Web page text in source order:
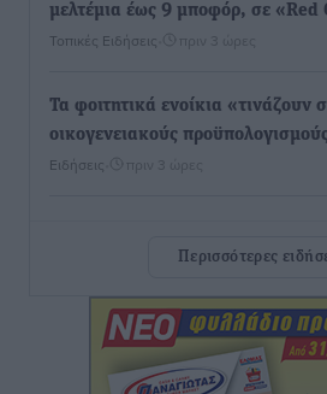
μελτέμια έως 9 μποφόρ, σε «Red
Τοπικές Ειδήσεις πριν 3 ώρες
Τα φοιτητικά ενοίκια «τινάζουν
οικογενειακούς
Ειδήσεις πριν 3 ώρες
Δυνάμεις στη νήσο Ρω
Συνεχίζεται η έξοδος του
34.000 αναχωρούν σήμερα μόνο
Περισσότερες